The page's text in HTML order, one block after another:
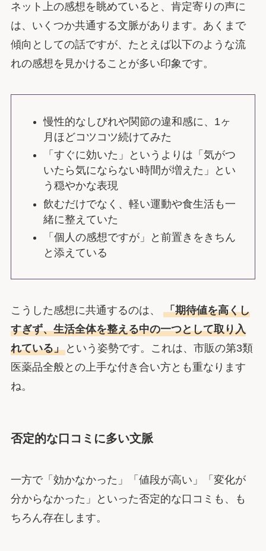
ネット上の感想を眺めていると、肯定寄りの声に
は、いくつか共通する文脈があります。あくまで
傾向としての話ですが、たとえば以下のような流
れの感想を見かけることが多い印象です。
慢性的なしびれや関節の違和感に、1ヶ
月ほどコツコツ続けてみた
「すぐに効いた」というよりは「気がつ
いたら気にならない時間が増えた」とい
う穏やかな表現
飲むだけでなく、軽い運動や食生活も一
緒に整えていた
「個人の感想ですが」と前置きをきちん
と添えている
こうした感想に共通するのは、 「期待値を高くし
すぎず、生活全体を整える中の一つとして取り入
れている」という姿勢です。これは、市販の第3類
医薬品全般との上手な付き合い方とも重なります
ね。
否定的な口コミに多い文脈
一方で「効かなかった」「値段が高い」「変化が
分からなかった」といった否定的な口コミも、も
ちろん存在します。